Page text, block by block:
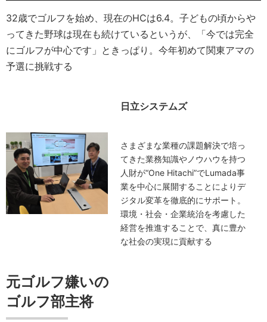
32歳でゴルフを始め、現在のHCは6.4。子どもの頃からや
ってきた野球は現在も続けているというが、「今では完全
にゴルフが中心です」ときっぱり。今年初めて関東アマの
予選に挑戦する
日立システムズ
さまざまな業種の課題解決で培っ
てきた業務知識やノウハウを持つ
人財が“One Hitachi”でLumada事
業を中心に展開することによりデ
ジタル変革を徹底的にサポート。
環境・社会・企業統治を考慮した
経営を推進することで、真に豊か
な社会の実現に貢献する
元ゴルフ嫌いの
ゴルフ部主将